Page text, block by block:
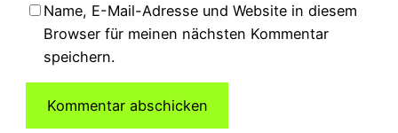
Name, E-Mail-Adresse und Website in diesem
Browser für meinen nächsten Kommentar
speichern.